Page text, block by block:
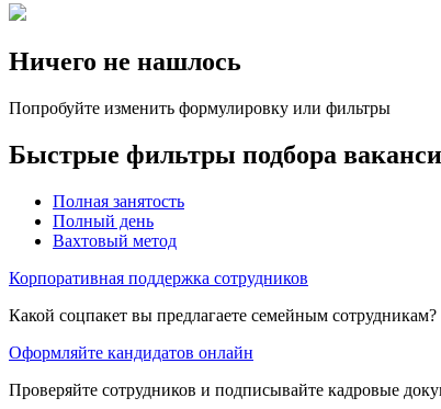
Ничего не нашлось
Попробуйте изменить формулировку или фильтры
Быстрые фильтры подбора
Полная занятость
Полный день
Вахтовый метод
Корпоративная поддержка сотрудников
Какой соцпакет вы предлагаете семейным сотрудникам?
Оформляйте кандидатов онлайн
Проверяйте сотрудников и подписывайте кадровые